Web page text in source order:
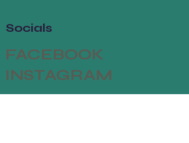
Socials
FACEBOOK
INSTAGRAM